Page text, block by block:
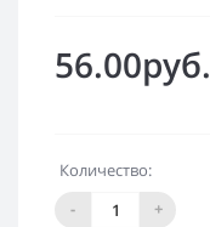
56.00руб.
Количество:
-
+